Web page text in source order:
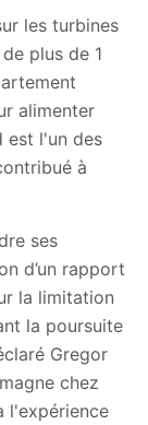
les turbines
plus de 1
alimenter
est l'un des
à
ses
d’un rapport
la limitation
la poursuite
Gregor
chez
l'expérience